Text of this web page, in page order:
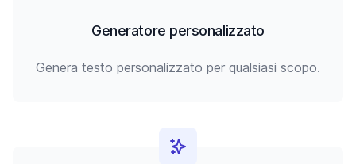
Generatore personalizzato
Genera testo personalizzato per qualsiasi scopo.